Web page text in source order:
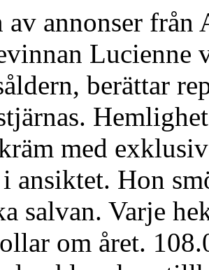
av annonser från
Lucienne
berättar
med
ansiktet. Hon
salvan. Varje
om året.